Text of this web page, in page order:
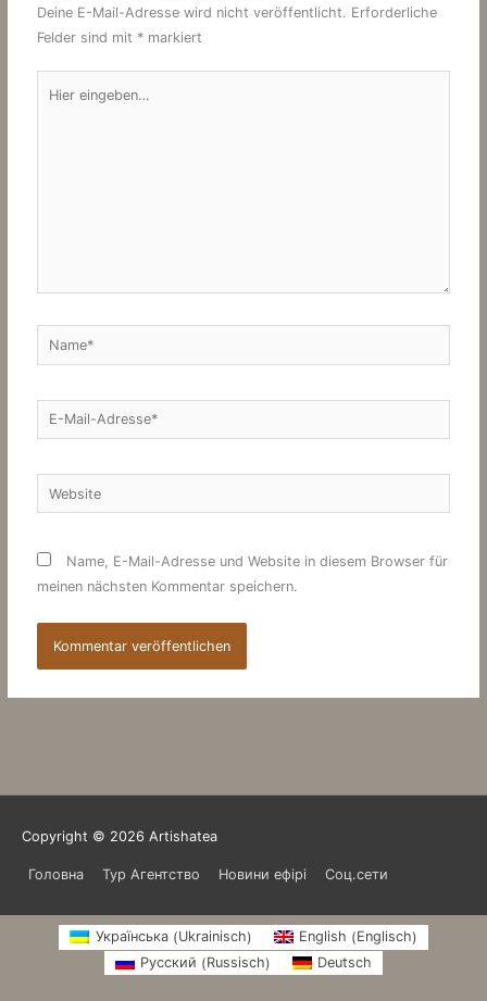
Deine E-Mail-Adresse wird nicht veröffentlicht. Erforderliche
Felder sind mit * markiert
eingeben…
Name*
E-
Mail-
Website
Name, E-Mail-Adresse und Website in diesem Browser für
meinen nächsten Kommentar speichern.
Copyright © 2026 Artishatea
Головна Тур Агентство Новини ефірі Соц.сети
Українська(Ukrainisch) English (Englisch)
Русский (Russisch) Deutsch